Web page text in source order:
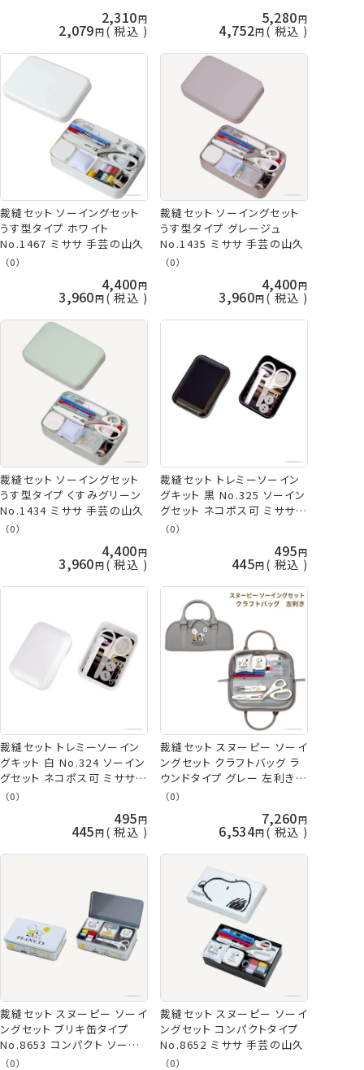
2,310
2,079 税込
5,280
4,752 税込
裁縫セット ソーイングセット
うす型タイプ ホワイト
No.1467 ミササ 手芸の山久
（0）
4,400
3,960 税込
裁縫セット ソーイングセット
うす型タイプ グレージュ
No.1435 ミササ 手芸の山久
（0）
4,400
3,960 税込
裁縫セット ソーイングセット
うす型タイプ くすみグリーン
No.1434 ミササ 手芸の山久
（0）
4,400
3,960 税込
裁縫セット トレミーソーイン
グキット 黒 No.325 ソーイン
グセット ネコポス可 ミササ
手芸の山久
（0）
495
445 税込
裁縫セット トレミーソーイン
グキット 白 No.324 ソーイン
グセット ネコポス可 ミササ
手芸の山久
（0）
495
445 税込
裁縫セット スヌーピー ソーイ
ングセット クラフトバッグ ラ
ウンドタイプ グレー 左利き
No.8654 ミササ 手芸の山久
（0）
7,260
6,534 税込
裁縫セット スヌーピー ソーイ
ングセット ブリキ缶タイプ
No.8653 コンパクト ソーイ
ングボックス ミニ ピーナッツ
（0）
裁縫セット スヌーピー ソーイ
ングセット コンパクトタイプ
No.8652 ミササ 手芸の山久
（0）